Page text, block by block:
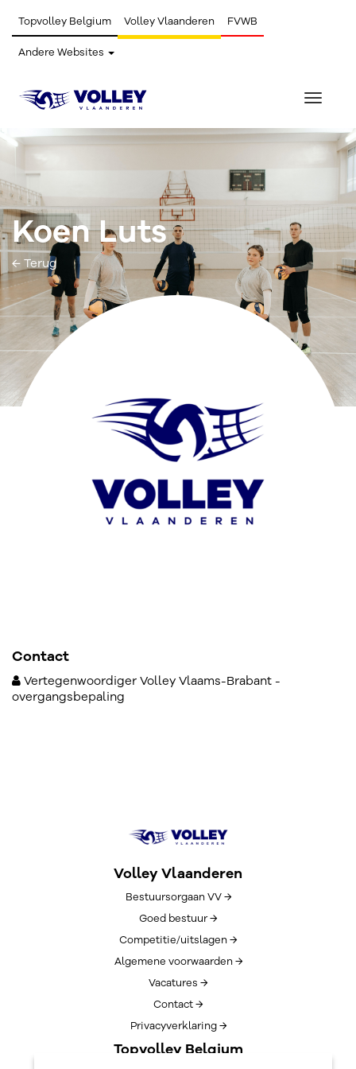
Topvolley Belgium Volley Vlaanderen FVWB
Andere Websites
Toggle
Koen Luts
← Terug
Contact
Vertegenwoordiger Volley Vlaams-Brabant -
overgangsbepaling
Volley Vlaanderen
Bestuursorgaan VV →
Goed bestuur →
Competitie/uitslagen →
Algemene voorwaarden →
Vacatures →
Contact →
Privacyverklaring →
Topvolley Belgium